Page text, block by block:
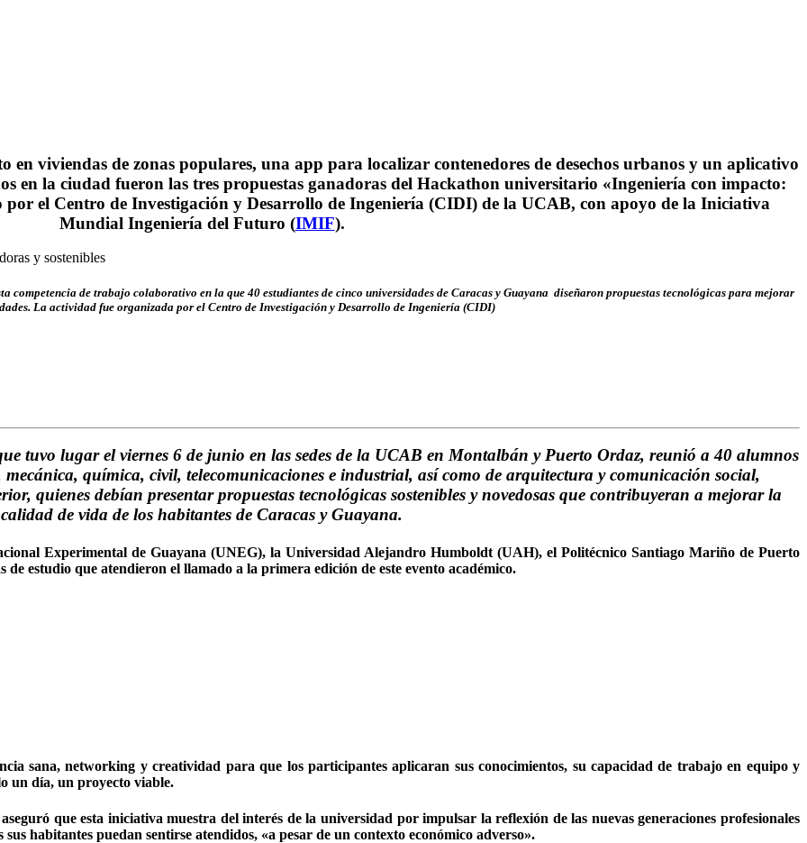
en viviendas de zonas populares, una app para localizar contenedores de desechos urbanos y un aplicativo
en la ciudad fueron las tres propuestas ganadoras del Hackathon universitario «Ingeniería con impacto:
por el Centro de Investigación y Desarrollo de Ingeniería (CIDI) de la UCAB, con apoyo de la Iniciativa
Mundial Ingeniería del Futuro (IMIF).
competencia de trabajo colaborativo en la que 40 estudiantes de cinco universidades de Caracas y Guayana diseñaron propuestas tecnológicas para mejorar
La actividad fue organizada por el Centro de Investigación y Desarrollo de Ingeniería (CIDI)
tuvo lugar el viernes 6 de junio en las sedes de la UCAB en Montalbán y Puerto Ordaz, reunió a 40 alumnos
química, civil, telecomunicaciones e industrial, así como de arquitectura y comunicación social,
quienes debían presentar propuestas tecnológicas sostenibles y novedosas que contribuyeran a mejorar la
calidad de vida de los habitantes de Caracas y Guayana.
Experimental de Guayana (UNEG), la Universidad Alejandro Humboldt (UAH), el Politécnico Santiago Mariño de Puerto
estudio que atendieron el llamado a la primera edición de este evento académico.
sana, networking y creatividad para que los participantes aplicaran sus conocimientos, su capacidad de trabajo en equipo y
un día, un proyecto viable.
que esta iniciativa muestra del interés de la universidad por impulsar la reflexión de las nuevas generaciones profesionales
habitantes puedan sentirse atendidos, «a pesar de un contexto económico adverso».